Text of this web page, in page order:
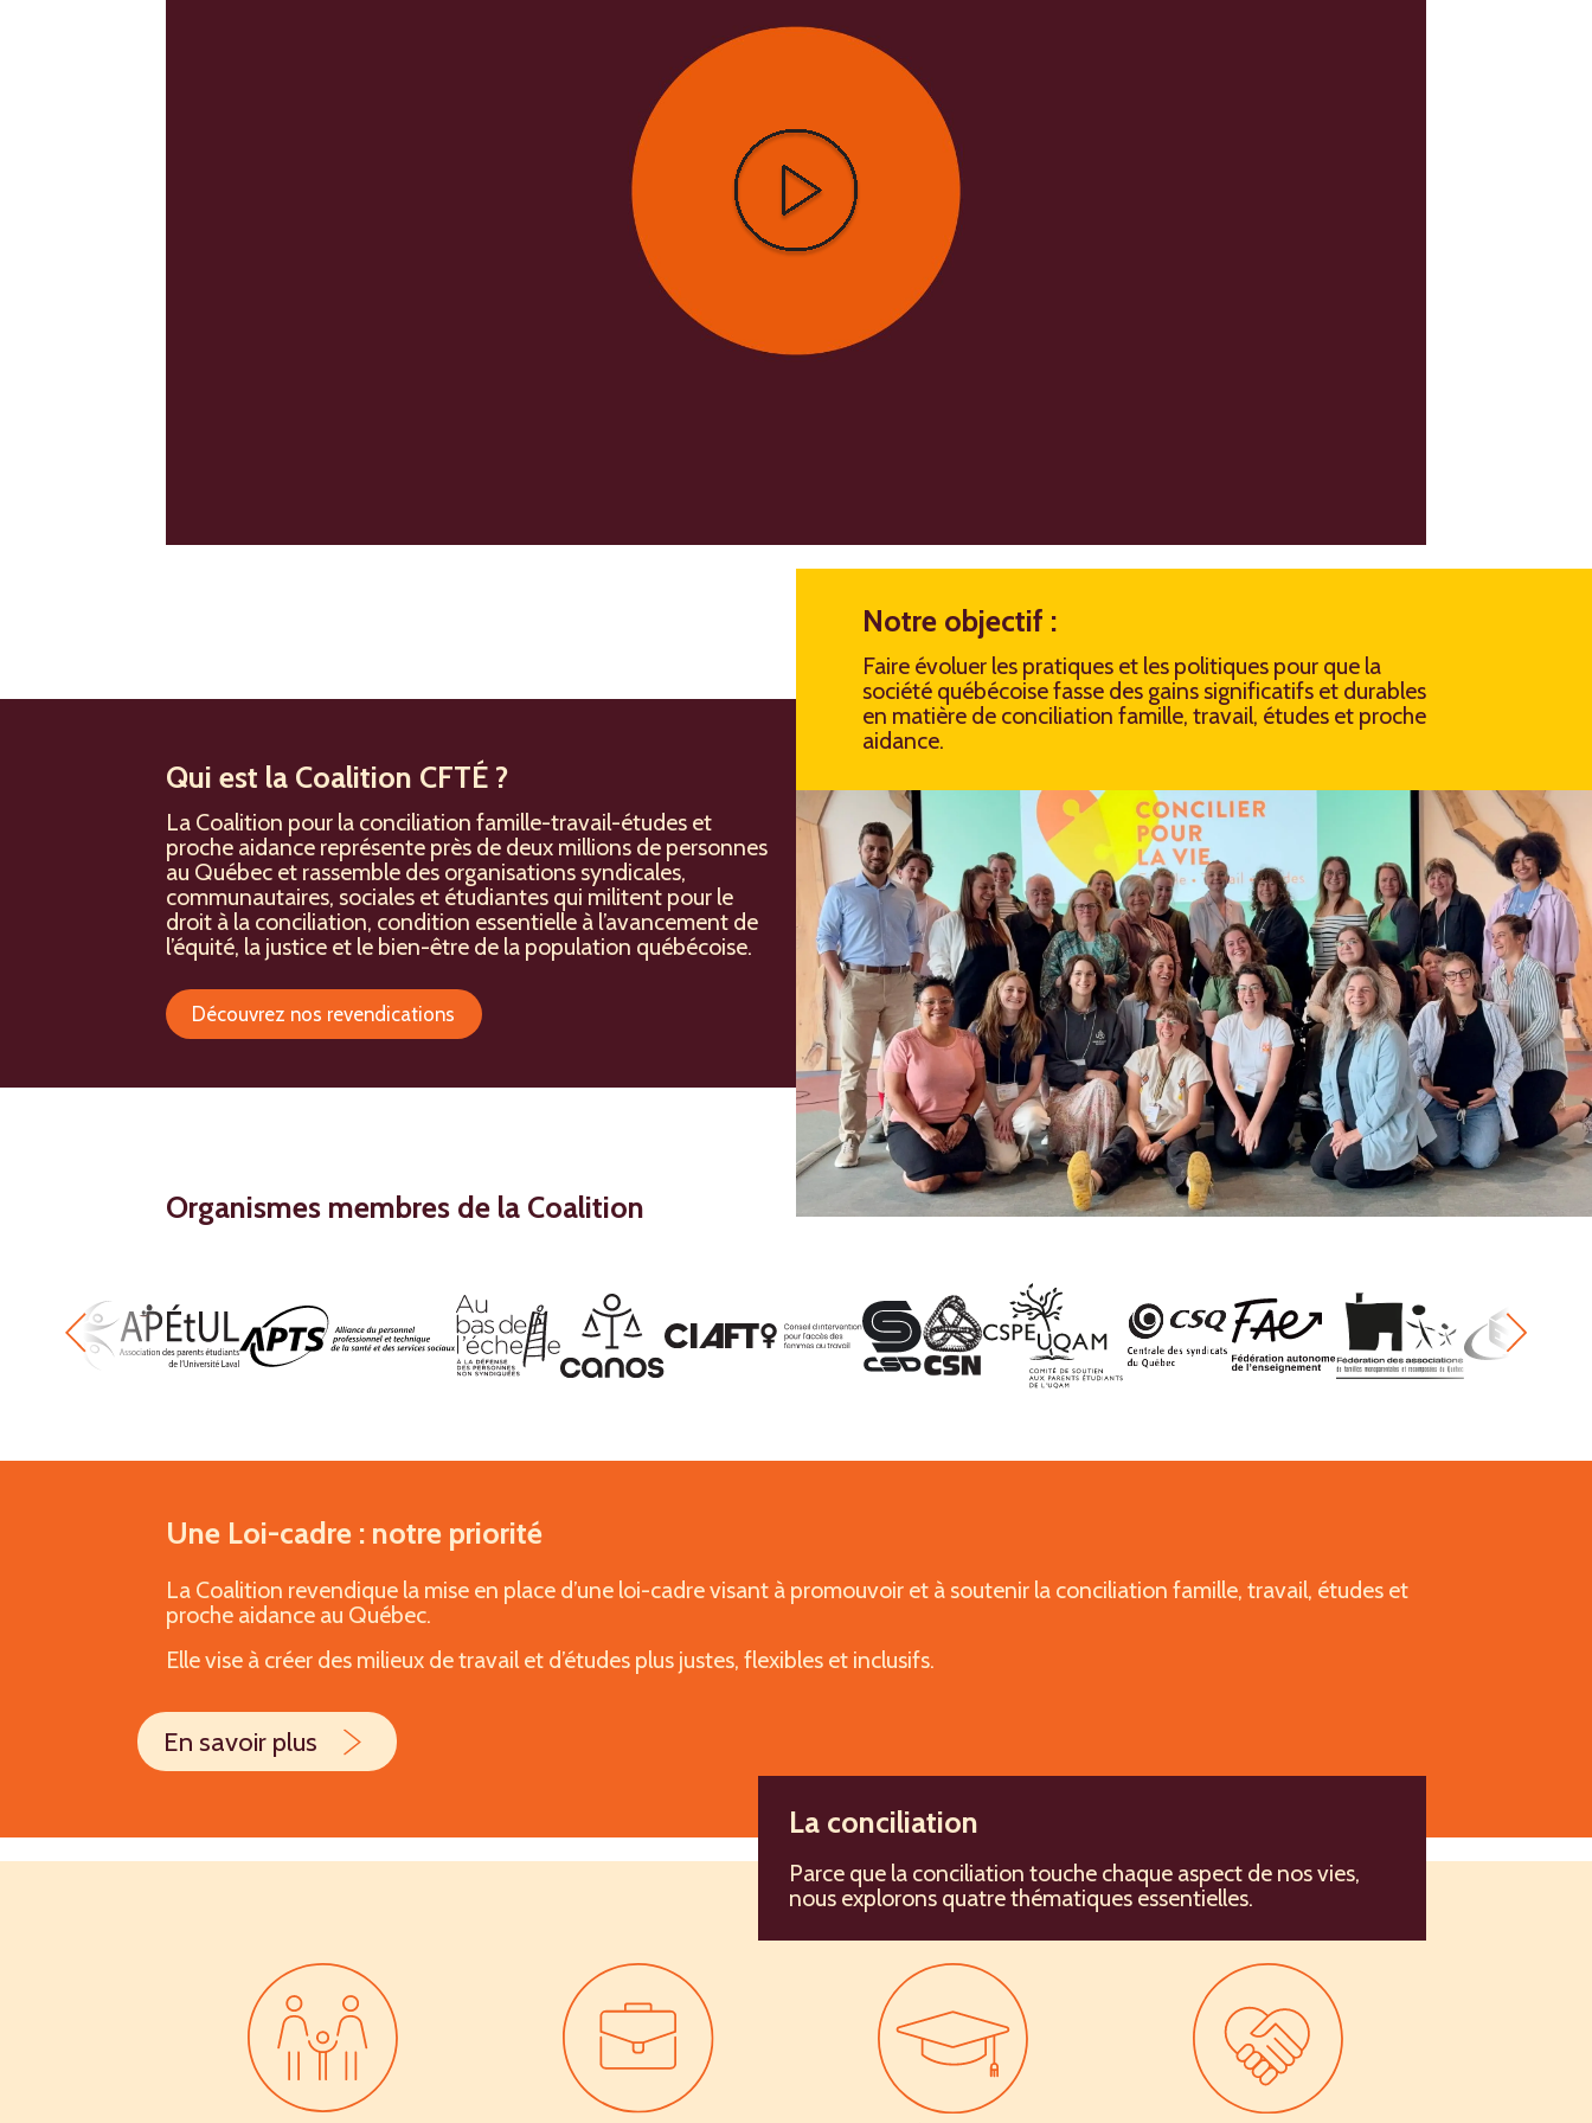
Qui est la Coalition CFTÉ ?
La Coalition pour la conciliation famille-travail-études et
proche aidance représente près de deux millions de personnes
au Québec et rassemble des organisations syndicales,
communautaires, sociales et étudiantes qui militent pour le
droit à la conciliation, condition essentielle à l’avancement de
l’équité, la justice et le bien-être de la population québécoise.
Découvrez nos revendications
Notre objectif :
Faire évoluer les pratiques et les politiques pour que la
société québécoise fasse des gains significatifs et durables
en matière de conciliation famille, travail, études et proche
aidance.
Organismes membres de la Coalition
Une Loi-cadre : notre priorité
La Coalition revendique la mise en place d’une loi-cadre visant à promouvoir et à soutenir la conciliation famille, travail, études et
proche aidance au Québec.
Elle vise à créer des milieux de travail et d’études plus justes, flexibles et inclusifs.
En savoir plus
Une loi-cadre permettra d’établir les principes, les objectifs et des orientations générales en matière
de conciliation au Québec.
Pour obliger le gouvernement et ses institutions à respecter les principes établis dans
l’établissement de toutes leurs politiques, programmes et règlements.
Pour offrir un cadre stable et durable qui survivra aux changements de ministres ou de priorités
politiques.
La conciliation
Parce que la conciliation touche chaque aspect de nos vies,
nous explorons quatre thématiques essentielles.